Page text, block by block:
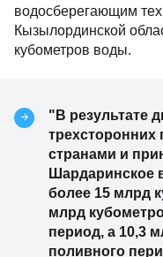
водосберегающим
Кызылординской
кубометров воды.
"В результате
трехсторонних
странами и
Шардаринское
более 15 млрд
млрд
период, а 10,3
поливного